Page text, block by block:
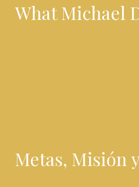
What Michael
Metas, Misión